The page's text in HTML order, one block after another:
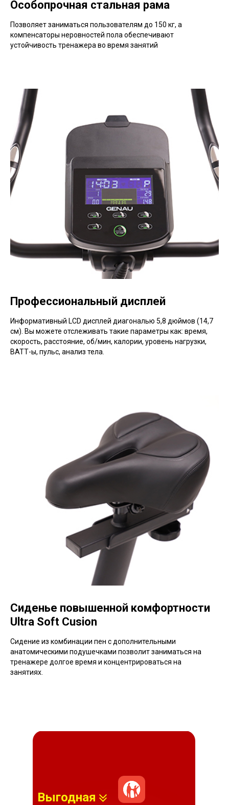
Особопрочная стальная рама
Позволяет заниматься пользователям до 150 кг, а
компенсаторы неровностей пола обеспечивают
устойчивость тренажера во время занятий
Профессиональный дисплей
Информативный LCD дисплей диагональю 5,8 дюймов (14,7
см). Вы можете отслеживать такие параметры как: время,
скорость, расстояние, об/мин, калории, уровень нагрузки,
ВАТТ-ы, пульс, анализ тела.
Сиденье повышенной комфортности
Ultra Soft Cusion
Сидение из комбинации пен с дополнительными
анатомическими подушечками позволит заниматься на
тренажере долгое время и концентрироваться на
занятиях.
Выгодная